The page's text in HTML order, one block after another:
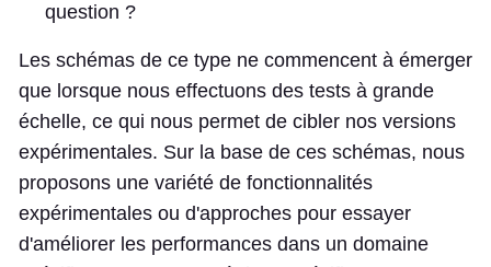
question ?
Les schémas de ce type ne commencent à émerger
que lorsque nous effectuons des tests à grande
échelle, ce qui nous permet de cibler nos versions
expérimentales. Sur la base de ces schémas, nous
proposons une variété de fonctionnalités
expérimentales ou d'approches pour essayer
d'améliorer les performances dans un domaine